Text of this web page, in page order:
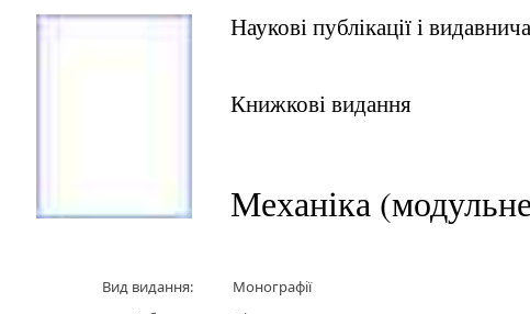
Наукові публікації і
Книжкові видання
Механіка
Вид видання:
Монографії